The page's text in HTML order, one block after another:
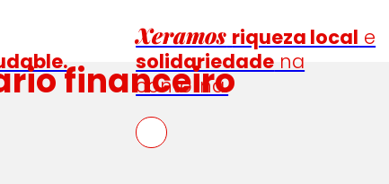
Xeramos riqueza local e
solidariedade na
contorna.
financeiro